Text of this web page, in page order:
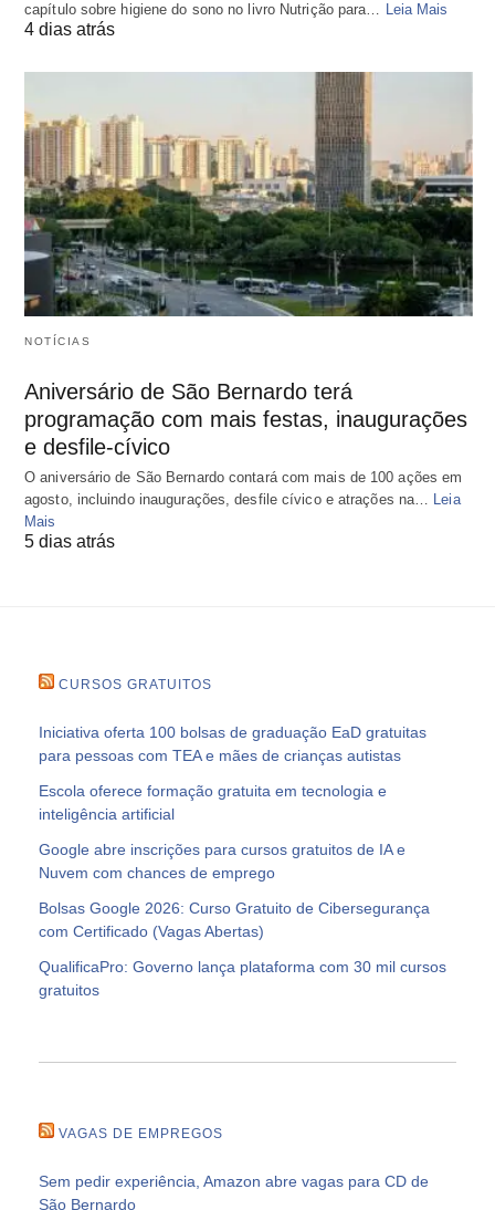
capítulo sobre higiene do sono no livro Nutrição para… Leia Mais
4 dias atrás
NOTÍCIAS
Aniversário de São Bernardo terá
programação com mais festas, inaugurações
e desfile-cívico
O aniversário de São Bernardo contará com mais de 100 ações em
agosto, incluindo inaugurações, desfile cívico e atrações na…
Leia
Mais
5 dias atrás
CURSOS GRATUITOS
Iniciativa oferta 100 bolsas de graduação EaD gratuitas
para pessoas com TEA e mães de crianças autistas
Escola oferece formação gratuita em tecnologia e
inteligência artificial
Google abre inscrições para cursos gratuitos de IA e
Nuvem com chances de emprego
Bolsas Google 2026: Curso Gratuito de Cibersegurança
com Certificado (Vagas Abertas)
QualificaPro: Governo lança plataforma com 30 mil cursos
gratuitos
VAGAS DE EMPREGOS
Sem pedir experiência, Amazon abre vagas para CD de
São Bernardo